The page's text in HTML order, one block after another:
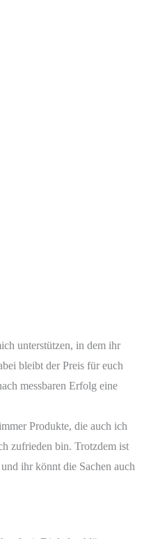
unterstützen, in dem ihr
bleibt der Preis für euch
messbaren Erfolg eine
Produkte, die auch ich
zufrieden bin. Trotzdem ist
ihr könnt die Sachen auch